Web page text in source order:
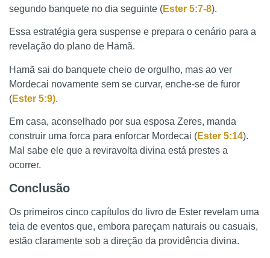
segundo banquete no dia seguinte (Ester 5:7-8).
Essa estratégia gera suspense e prepara o cenário para a
revelação do plano de Hamã.
Hamã sai do banquete cheio de orgulho, mas ao ver
Mordecai novamente sem se curvar, enche-se de furor
(Ester 5:9).
Em casa, aconselhado por sua esposa Zeres, manda
construir uma forca para enforcar Mordecai (Ester 5:14).
Mal sabe ele que a reviravolta divina está prestes a
ocorrer.
Conclusão
Os primeiros cinco capítulos do livro de Ester revelam uma
teia de eventos que, embora pareçam naturais ou casuais,
estão claramente sob a direção da providência divina.